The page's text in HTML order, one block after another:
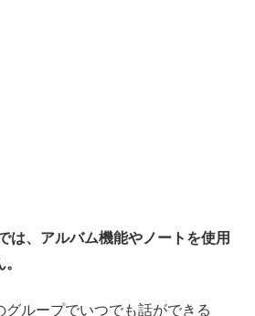
は、アルバム機能やノートを使用
ループでいつでも話ができる